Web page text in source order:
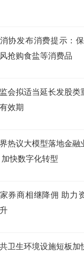
协发布消费提示：
抢购食盐等消费品
会拟适当延长发股类
效期
热议大模型落地金融
加快数字化转型
券商相继降佣 助力
卫生环境设施短板加